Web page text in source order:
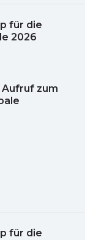
für die
2026
Aufruf zum
für die